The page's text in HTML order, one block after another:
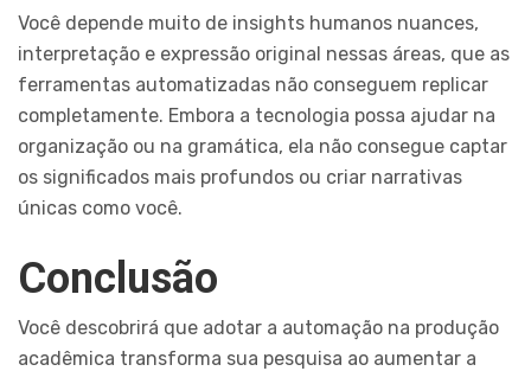
Você depende muito de insights humanos nuances,
interpretação e expressão original nessas áreas, que as
ferramentas automatizadas não conseguem replicar
completamente. Embora a tecnologia possa ajudar na
organização ou na gramática, ela não consegue captar
os significados mais profundos ou criar narrativas
únicas como você.
Conclusão
Você descobrirá que adotar a automação na produção
acadêmica transforma sua pesquisa ao aumentar a